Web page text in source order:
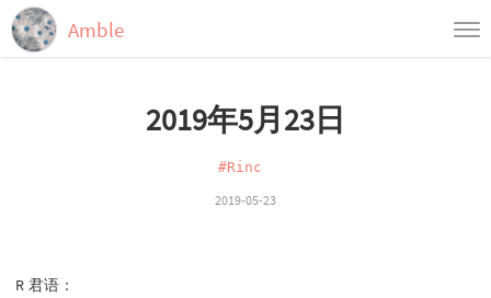
Amble
归档
标签
2019年5月23日
#Rinc
2019-05-23
R 君语：